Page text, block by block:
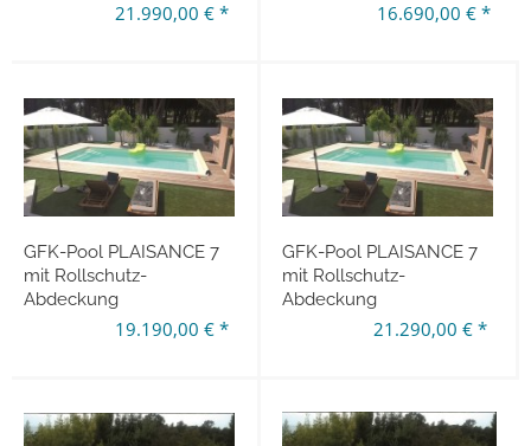
21.990,00 € * 16.690,00 € *
GFK-Pool PLAISANCE 7
mit Rollschutz-
Abdeckung
700 x 300 x 146 cm
19.190,00 € *
GFK-Pool PLAISANCE 7
mit Rollschutz-
Abdeckung
und Wärmepumpe
21.290,00 € *